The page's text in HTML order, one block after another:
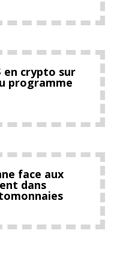
en crypto sur
programme
face aux
dans